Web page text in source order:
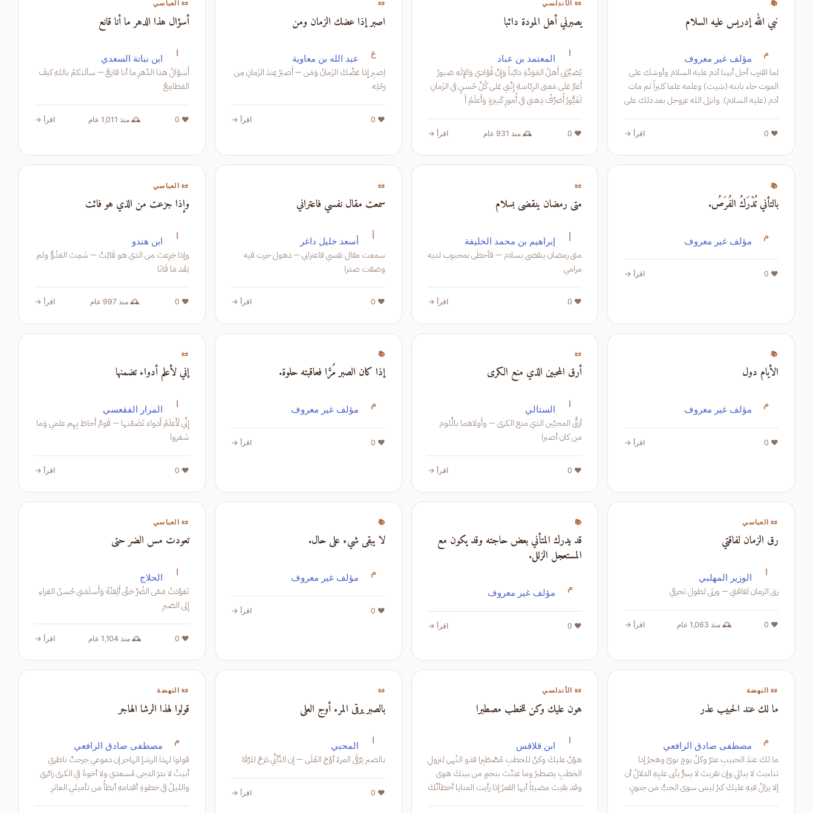
📚
نبي الله إدريس عليه السلام
م مؤلف غير معروف
لما اقترب أجل أبينا آدم عليه السلام وأوشك على
الموت جاء بابنه (شيث) وعلمه علما كثيراً ثم مات
آدم (عليه السلام). وانزل الله عزوجل بعد ذلك علی
الأرض يدعوهم فيها
❤️ 0 اقرأ →
📜 الأندلسي
يصبرني أهل المودة دائبا
ا المعتمد بن عباد
يُصَبِّرُني أَهلُ المَوَدَّةِ دائِباً وَإِنَّ فُؤادي وَالإِلَهِ صَبورُ
أَغارُ عَلى مَغنى الرِئاسَةِ إِنَّني عَلى كُلِّ حُسنٍ في الزَمانِ
لَغَيُّورُ أُصَرِّفُ ذِهني في أُمورٍ كَبيرَةٍ وَأَعلَمُ أَ
❤️ 0 🕰️ منذ 931 عام اقرأ →
📜
اصبر إذا عضك الزمان ومن
ع عبد الله بن معاوية
اِصبِر إِذا عَضَّكَ الزَمانُ وَمَن — أَصبَرُ عِندَ الزَمانِ مِن
رَجُلِه
❤️ 0 اقرأ →
📜 العباسي
أسؤال هذا الدهر ما أنا قانع
ا ابن نباتة السعدي
أَسؤالُ هذا الدّهرِ ما أنا قانِعُ — سألتكمُ باللهِ كيفَ
المَطامِعُ
❤️ 0 🕰️ منذ 1,011 عام اقرأ →
📚
بالتأني تُدْرَكُ الفُرَصُ.
م مؤلف غير معروف
❤️ 0 اقرأ →
📜
متى رمضان ينقضى بسلام
إ إبراهيم بن محمد الخليفة
متى رمضان ينقضى بسلام — فأحظى بمحبوب لديه
مرامي
❤️ 0 اقرأ →
📜
سمعت مقال نفسي فاعتراني
أ أسعد خليل داغر
سمعت مقال نفسي فاعتراني — ذهول حرت فيه
وضقت صدرا
❤️ 0 اقرأ →
📜 العباسي
وإذا جزعت من الذي هو فائت
ا ابن هندو
وإذا جَزِعتَ من الذي هو فَائِتٌ — شَمِتَ العَدُوُّ ولم
يَعُد مَا فَاتَا
❤️ 0 🕰️ منذ 997 عام اقرأ →
📚
الأيام دول
م مؤلف غير معروف
❤️ 0 اقرأ →
📜
أرق المحبين الذي منع الكرى
ا الستالي
أرَقُّ المحبّين الذي منع الكرى — وأَولاهما بالَّلوم
من كان أصبرا
❤️ 0 اقرأ →
📚
إذا كان الصبر مُرًّا فعاقبته حلوة.
م مؤلف غير معروف
❤️ 0 اقرأ →
📜
إني لأعلم أدواء تضمنها
ا المرار الفقعسي
إِنِّي لَأَعلَمُ أَدواءَ تَضَمّنها — قَومٌ أَحاطَ بِهِم علمي وَما
شَعَروا
❤️ 0 اقرأ →
📜 العباسي
رق الزمان لفاقتي
ا الوزير المهلبي
رق الزمان لفاقتي — ورثى لطول تحرقي
❤️ 0 🕰️ منذ 1,063 عام اقرأ →
📚
قد يدرك المتأني بعض حاجته وقد يكون مع
المستعجل الزلل.
م مؤلف غير معروف
❤️ 0 اقرأ →
📚
لا يبقى شيء على حال.
م مؤلف غير معروف
❤️ 0 اقرأ →
📜 العباسي
تعودت مس الضر حتى
ا الحلاج
تَعَوَّدتُ مَسَّ الضُرِّ حَتّى أَلِفتُهُ وَأَسلَمَني حُسنُ العَزاءِ
إِلى الصَبرِ
❤️ 0 🕰️ منذ 1,104 عام اقرأ →
📜 النهضة
ما لك عند الحبيب عذر
م مصطفى صادق الرافعي
ما لكَ عندَ الحبيبِ عذرٌ وكلُ يومٍ نوىً وهجرُ إذا
تناءيتَ لا يبالي وإن تقربتَ لا يسرُّ يأبى عليِهِ الدلالُ أن
إلا يزالُ فيهِ عليكَ كبرُ ليسَ سوى الحبُّ من جنونٍ
📜 الأندلسي
هون عليك وكن للخطب مصطبرا
ا ابن قلاقس
هوّنْ عليكَ وكنْ للخطبِ مُصْطَبِرا فذو النُهى لنزولِ
الخطبِ يصطبرُ وما غبَنْتَ بنجمٍ من بينكَ هوى
وقد بقيتَ مضيئاً أيها القمرُ إذا رأيت المنايا أخطأتْكَ
📜
بالصبر يرقى المرء أوج العلى
ا المحبي
بالصبر يَرْقَى المرءُ أوْجَ العُلَى — إن التَّأنِّي دَرَجٌ للرَّقَا
❤️ 0 اقرأ →
📜 النهضة
قولوا لهذا الرشا الهاجر
م مصطفى صادق الرافعي
قولوا لهذا الرشإ الهاجر إن دموعي جرحتْ ناظري
أبيتُ لا بدرَ الدجى مُسعدي ولا أخوهُ في الكرى زائري
والليلُ في خطوةِ أقدامهِ أبطأُ من تأميلي العاثرِ